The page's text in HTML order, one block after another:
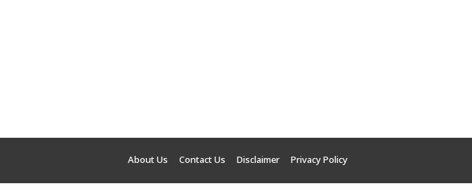
About Us Contact Us Disclaimer Privacy Policy